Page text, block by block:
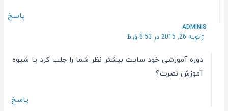
پاسخ
ADMINIS
ژانویه 26, 2015 در 8:53 ق.ظ
دوره آموزشی خود سایت بیشتر نظر شما را جلب کرد یا شیوه
آموزش نصرت؟
پاسخ